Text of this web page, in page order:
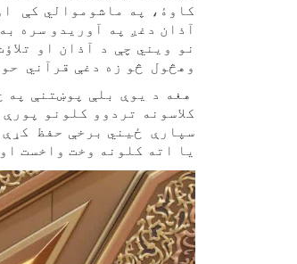
کاوۀ، په ماشوموالي کې
آذان دغږ په آوریدو سره
نو ویني چې د آذان او
وهڅول څو زه دغې قرآني
هغه د یوې بلې پوښتنې په
سپارې ځیني برخې حفظ
یا اته کلونه وخت واخست او د ۱۳۹۶لمریز کال په لړم یا عقرب میاشت کې مو ټول قرآن حفظ